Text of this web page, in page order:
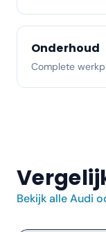
Onderhoud
Complete
Bekijk alleAudi